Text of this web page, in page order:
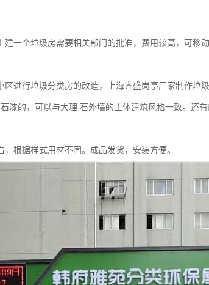
一个垃圾房需要相关部门的批准，费用较高，可移
进行垃圾分类房的改造，上海齐盛岗亭厂家制作垃
漆的，可以与大理 石外墙的主体建筑风格一致。还
根据样式用材不同。成品发货，安装方便。